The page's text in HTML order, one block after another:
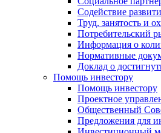
Содействие
Труд, занятость и
Потребительский
Информация о
Нормативные
Доклад о
Помощь инвестору
Помощь инвестору
Проектное
Общественный
Предложения для